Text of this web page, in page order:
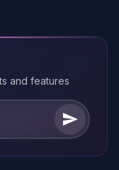
and features